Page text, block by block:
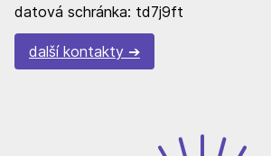
datová schránka: td7j9ft
další kontakty